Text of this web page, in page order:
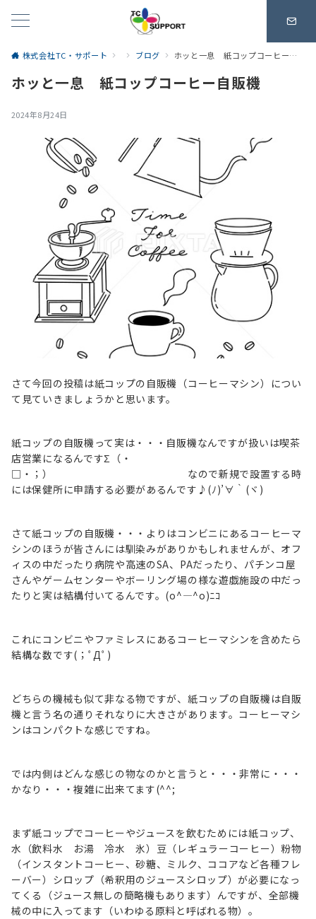
株式会社TC・サポート ブログ ホッと一息 紙コップコーヒー自販機
ホッと一息 紙コップコーヒー自販機
2024年8月24日
さて今回の投稿は紙コップの自販機（コーヒーマシン）につい
て見ていきましょうかと思います。
紙コップの自販機って実は・・・自販機なんですが扱いは喫茶
店営業になるんですΣ（・
□・；） なので新規で設置する時
には保健所に申請する必要があるんです♪(ﾉ)’∀｀(ヾ)
さて紙コップの自販機・・・よりはコンビニにあるコーヒーマ
シンのほうが皆さんには馴染みがありかもしれませんが、オフ
ィスの中だったり病院や高速のSA、PAだったり、パチンコ屋
さんやゲームセンターやボーリング場の様な遊戯施設の中だっ
たりと実は結構付いてるんです。(o^―^o)ﾆｺ
これにコンビニやファミレスにあるコーヒーマシンを含めたら
結構な数です(；ﾟДﾟ)
どちらの機械も似て非なる物ですが、紙コップの自販機は自販
機と言う名の通りそれなりに大きさがあります。コーヒーマシ
ンはコンパクトな感じですね。
では内側はどんな感じの物なのかと言うと・・・非常に・・・
かなり・・・複雑に出来てます(^^;
まず紙コップでコーヒーやジュースを飲むためには紙コップ、
水（飲料水 お湯 冷水 氷）豆（レギュラーコーヒー）粉物
（インスタントコーヒー、砂糖、ミルク、ココアなど各種フレ
ーバー）シロップ（希釈用のジュースシロップ）が必要になっ
てくる（ジュース無しの簡略機もあります）んですが、全部機
械の中に入ってます（いわゆる原料と呼ばれる物）。